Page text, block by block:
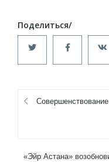
«Эйр Астана»